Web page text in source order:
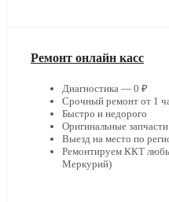
Ремонт онлайн касс
Диагностика — 0 ₽
Срочный ремонт от 1
Быстро и недорого
Оригинальные
Выезд на место по
Ремонтируем ККТ
Меркурий)